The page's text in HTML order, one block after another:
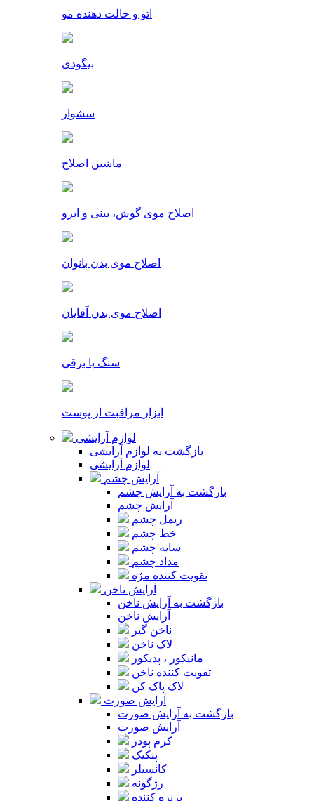
اتو و حالت دهنده مو
بیگودی
سشوار
ماشین اصلاح
اصلاح موی گوش، بینی و ابرو
اصلاح موی بدن بانوان
اصلاح موی بدن آقایان
سنگ پا برقی
ابزار مراقبت از پوست
لوازم آرایشی
بازگشت به لوازم آرایشی
لوازم آرایشی
آرایش چشم
بازگشت به آرایش چشم
آرایش چشم
ریمل چشم
خط چشم
سایه چشم
مداد چشم
تقویت کننده مژه
آرایش ناخن
بازگشت به آرایش ناخن
آرایش ناخن
ناخن گیر
لاک ناخن
مانیکور ، پدیکور
تقویت کننده ناخن
لاک پاک کن
آرایش صورت
بازگشت به آرایش صورت
آرایش صورت
کرم پودر
پنکیک
کانسیلر
رژگونه
برنزه کننده